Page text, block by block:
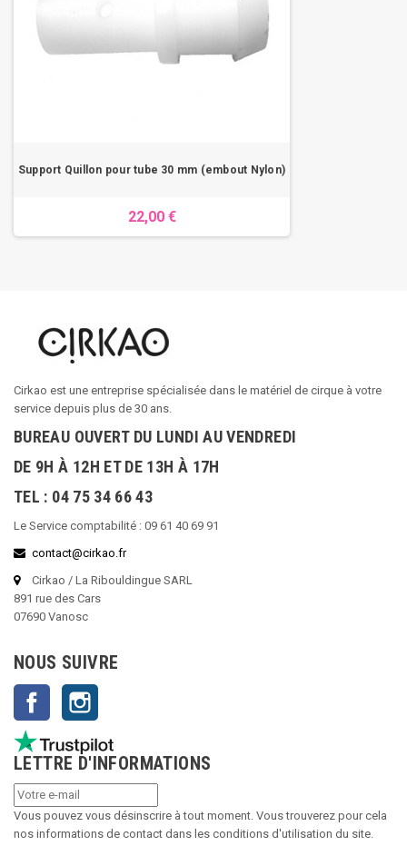
Support Quillon pour tube 30 mm (embout Nylon)
22,00 €
Cirkao est une entreprise spécialisée dans le matériel de cirque à votre
service depuis plus de 30 ans.
BUREAU OUVERT DU LUNDI AU VENDREDI
DE 9H À 12H ET DE 13H À 17H
TEL : 04 75 34 66 43
Le Service comptabilité : 09 61 40 69 91
contact@cirkao.fr
Cirkao / La Ribouldingue SARL
891 rue des Cars
07690 Vanosc
NOUS SUIVRE
Facebook
LETTRE D'INFORMATIONS
Vous pouvez vous désinscrire à tout moment. Vous trouverez pour cela
nos informations de contact dans les conditions d'utilisation du site.